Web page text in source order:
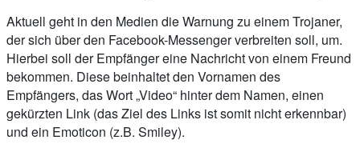
Aktuell geht in den Medien die Warnung zu einem Trojaner,
der sich über den Facebook-Messenger verbreiten soll, um.
Hierbei soll der Empfänger eine Nachricht von einem Freund
bekommen. Diese beinhaltet den Vornamen des
Empfängers, das Wort „Video“ hinter dem Namen, einen
gekürzten Link (das Ziel des Links ist somit nicht erkennbar)
und ein Emoticon (z.B. Smiley).